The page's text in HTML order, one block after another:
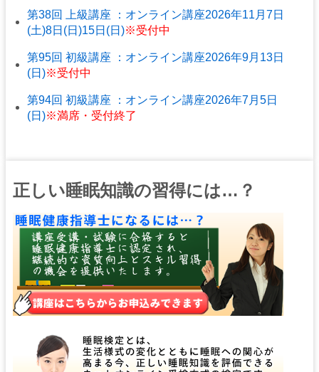
第38回 上級講座 ：オンライン講座2026年11月7日
(土)8日(日)15日(日)※受付中
第95回 初級講座 ：オンライン講座2026年9月13日
(日)※受付中
第94回 初級講座 ：オンライン講座2026年7月5日
(日)※満席・受付終了
正しい睡眠知識の習得には…？